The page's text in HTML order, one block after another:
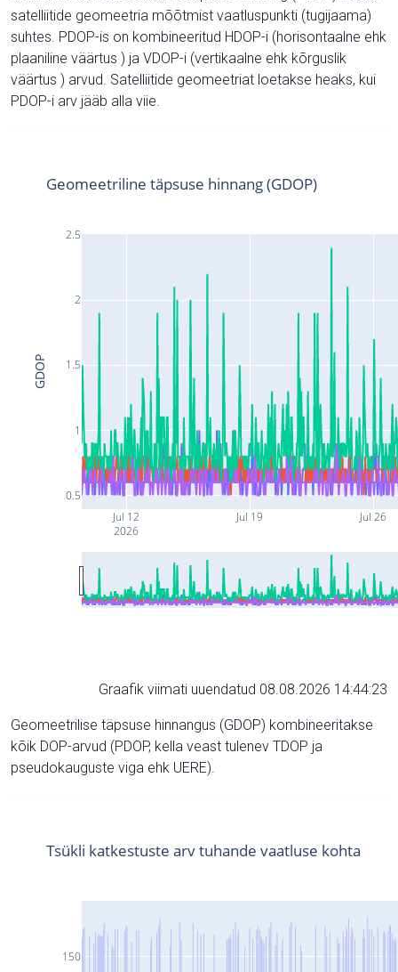
satelliitide geomeetria mõõtmist vaatluspunkti (tugijaama)
suhtes. PDOP-is on kombineeritud HDOP-i (horisontaalne ehk
plaaniline väärtus ) ja VDOP-i (vertikaalne ehk kõrguslik
väärtus ) arvud. Satelliitide geomeetriat loetakse heaks, kui
PDOP-i arv jääb alla viie.
Jul 12
2026
Jul 19 Jul 26
0.5
1
1.5
2
2.5
Geomeetriline täpsuse hinnang (GDOP)
GDOP
Graafik viimati uuendatud 08.08.2026 14:44:23
Geomeetrilise täpsuse hinnangus (GDOP) kombineeritakse
kõik DOP-arvud (PDOP, kella veast tulenev TDOP ja
pseudokauguste viga ehk UERE).
150
Tsükli katkestuste arv tuhande vaatluse kohta